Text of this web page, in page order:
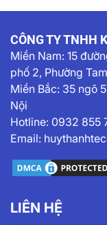
CÔNG TY TNHH
Miền Nam: 15
phố 2, Phường
Miền Bắc: 35 ngõ
Nội
Hotline: 0932 855
Email:
LIÊN HỆ